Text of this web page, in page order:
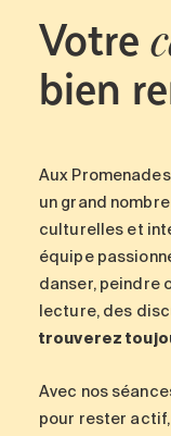
Votre
bien
Aux
un grand
culturelles et
équipe
danser, peindre
lecture, des
trouverez
Avec nos
pour rester